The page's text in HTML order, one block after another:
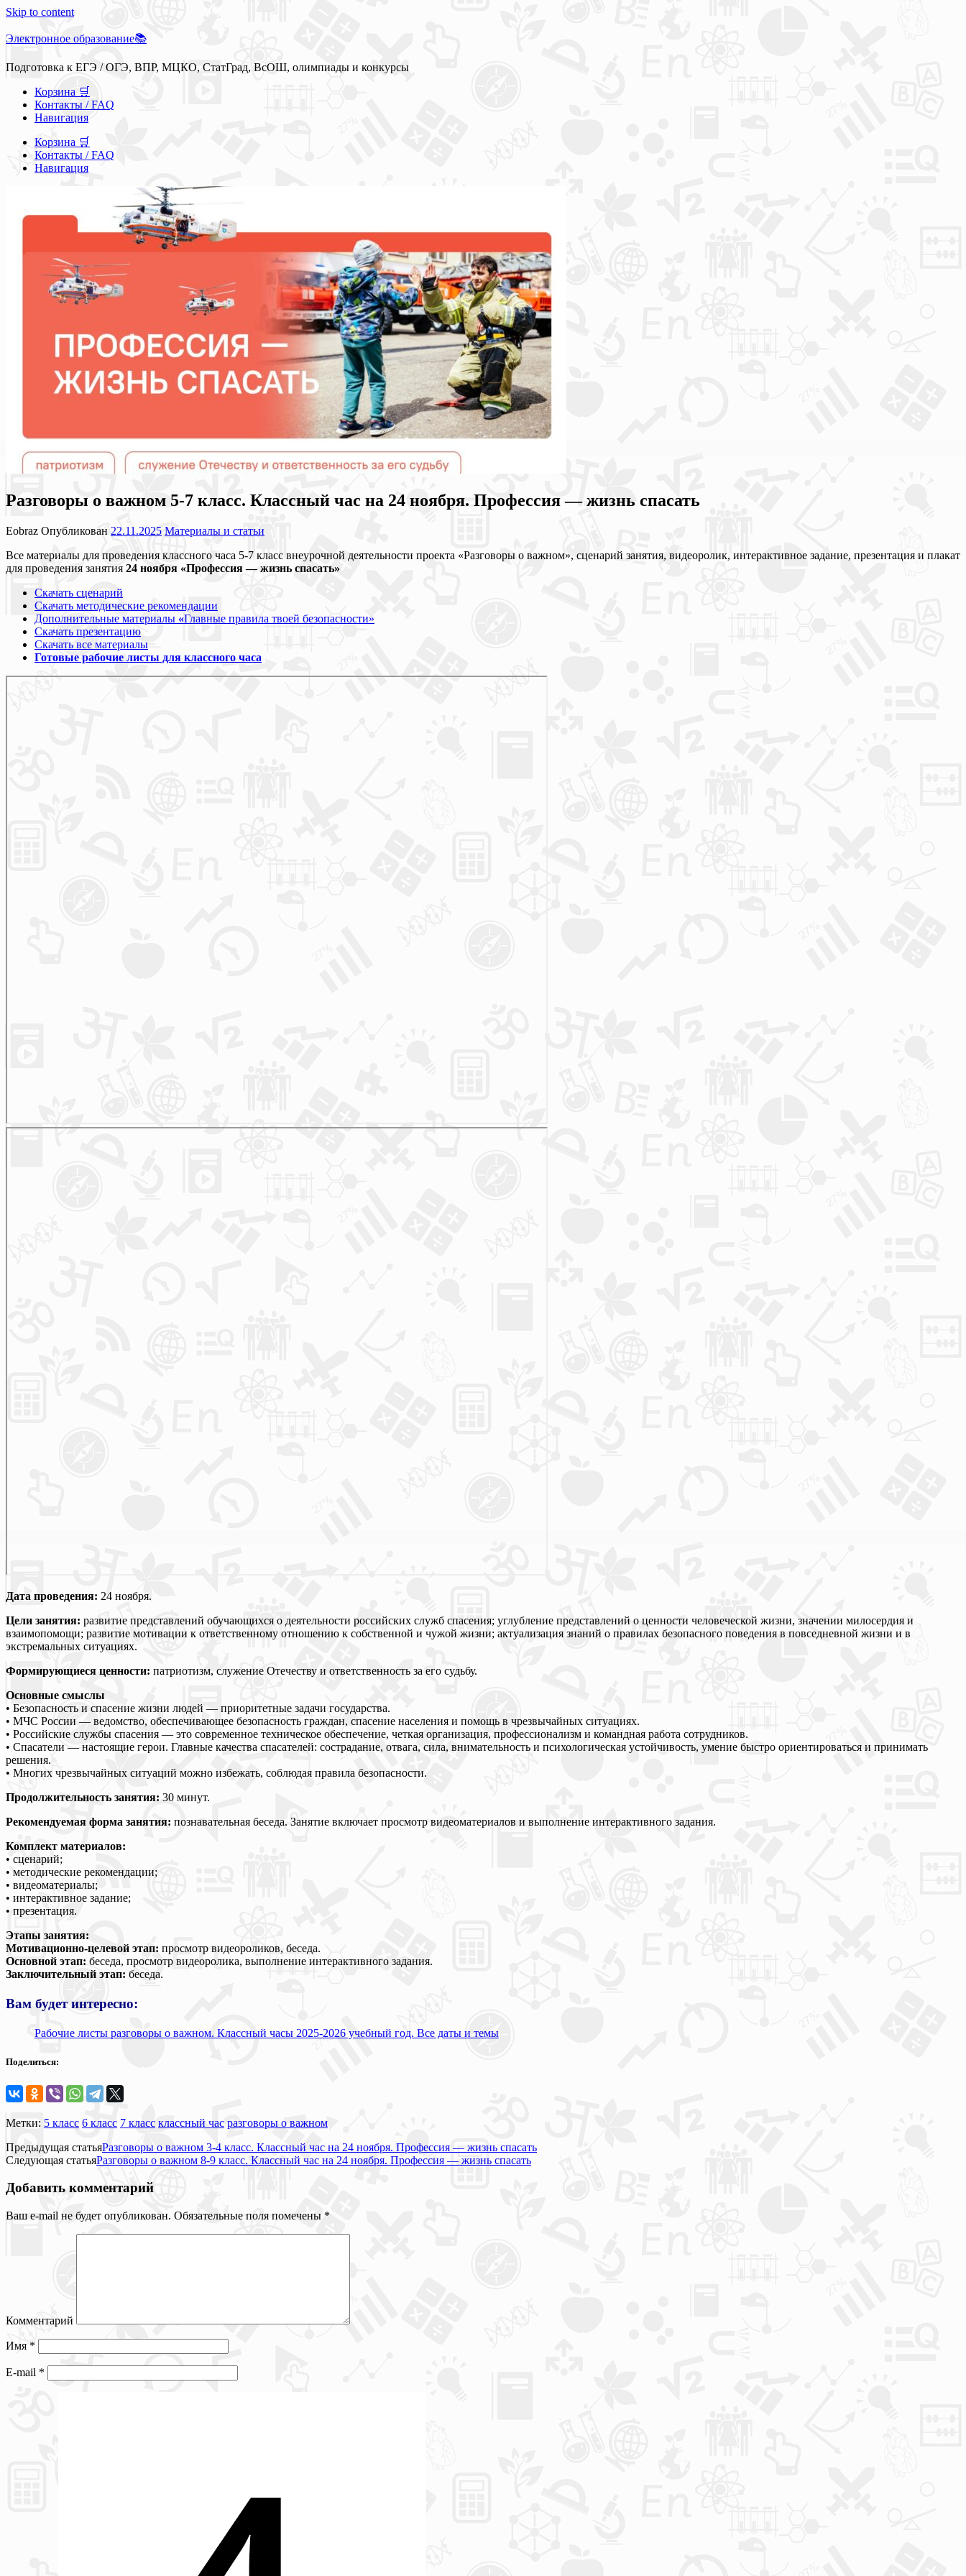
Skip to content
Электронное образование📚
Подготовка к ЕГЭ / ОГЭ, ВПР, МЦКО, СтатГрад, ВсОШ, олимпиады и конкурсы
Корзина 🛒
Контакты / FAQ
Навигация
Корзина 🛒
Контакты / FAQ
Навигация
Разговоры о важном 5-7 класс. Классный час на 24 ноября. Профессия — жизнь спасать
Eobraz Опубликован 22.11.2025 Материалы и статьи
Все материалы для проведения классного часа 5-7 класс внеурочной деятельности проекта «Разговоры о важном», сценарий занятия, видеоролик, интерактивное задание, презентация и плакат
для проведения занятия 24 ноября «Профессия — жизнь спасать»
Скачать сценарий
Скачать методические рекомендации
Дополнительные материалы «Главные правила твоей безопасности»
Скачать презентацию
Скачать все материалы
Готовые рабочие листы для классного часа
Дата проведения: 24 ноября.
Цели занятия: развитие представлений обучающихся о деятельности российских служб спасения; углубление представлений о ценности человеческой жизни, значении милосердия и
взаимопомощи; развитие мотивации к ответственному отношению к собственной и чужой жизни; актуализация знаний о правилах безопасного поведения в повседневной жизни и в
экстремальных ситуациях.
Формирующиеся ценности: патриотизм, служение Отечеству и ответственность за его судьбу.
Основные смыслы
• Безопасность и спасение жизни людей — приоритетные задачи государства.
• МЧС России — ведомство, обеспечивающее безопасность граждан, спасение населения и помощь в чрезвычайных ситуациях.
• Российские службы спасения — это современное техническое обеспечение, четкая организация, профессионализм и командная работа сотрудников.
• Спасатели — настоящие герои. Главные качества спасателей: сострадание, отвага, сила, внимательность и психологическая устойчивость, умение быстро ориентироваться и принимать
решения.
• Многих чрезвычайных ситуаций можно избежать, соблюдая правила безопасности.
Продолжительность занятия: 30 минут.
Рекомендуемая форма занятия: познавательная беседа. Занятие включает просмотр видеоматериалов и выполнение интерактивного задания.
Комплект материалов:
• сценарий;
• методические рекомендации;
• видеоматериалы;
• интерактивное задание;
• презентация.
Этапы занятия:
Мотивационно-целевой этап: просмотр видеороликов, беседа.
Основной этап: беседа, просмотр видеоролика, выполнение интерактивного задания.
Заключительный этап: беседа.
Вам будет интересно:
Рабочие листы разговоры о важном. Классный часы 2025-2026 учебный год. Все даты и темы
Поделиться:
Метки: 5 класс 6 класс 7 класс классный час разговоры о важном
Предыдущая статьяРазговоры о важном 3-4 класс. Классный час на 24 ноября. Профессия — жизнь спасать
Следующая статьяРазговоры о важном 8-9 класс. Классный час на 24 ноября. Профессия — жизнь спасать
Добавить комментарий
Ваш e-mail не будет опубликован. Обязательные поля помечены *
Комментарий
Имя *
E-mail *